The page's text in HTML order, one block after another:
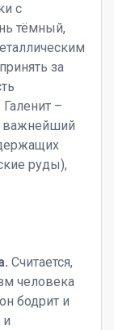
с
тёмный,
за
–
важнейший
руды),
Считается,
человека
бодрит и
и